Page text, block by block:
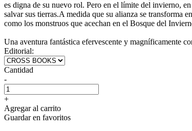
es digna de su nuevo rol. Pero en el límite del invierno,
salvar sus tierras.A medida que su alianza se transforma
como los monstruos que acechan en el Bosque del
Una aventura fantástica efervescente y magníficamente
Editorial:
Cantidad
-
+
Agregar al carrito
Guardar en favoritos